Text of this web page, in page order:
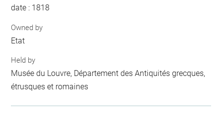
date : 1818
Owned by
Etat
Held by
Musée du Louvre, Département des Antiquités grecques,
étrusques et romaines